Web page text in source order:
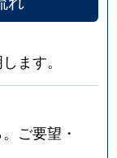
ます。
ご要望・